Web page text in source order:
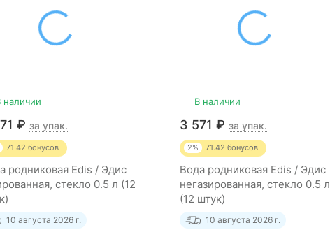
наличии
₽ за упак.
71.42 бонусов
родниковая Edis / Эдис
стекло 0.5 л (12
10 августа 2026 г.
В наличии
3 571 ₽ за упак.
2% 71.42 бонусов
Вода родниковая Edis / Эдис
негазированная, стекло 0.5 л
(12 штук)
10 августа 2026 г.